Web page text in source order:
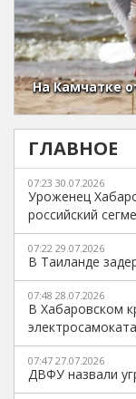
На Камчатке
ГЛАВНОЕ
07:23 30.07.2026
Уроженец
российский
07:22 29.07.2026
В Таиланде
07:48 28.07.2026
В Хабаровском
07:47 27.07.2026
ДВФУ назвали